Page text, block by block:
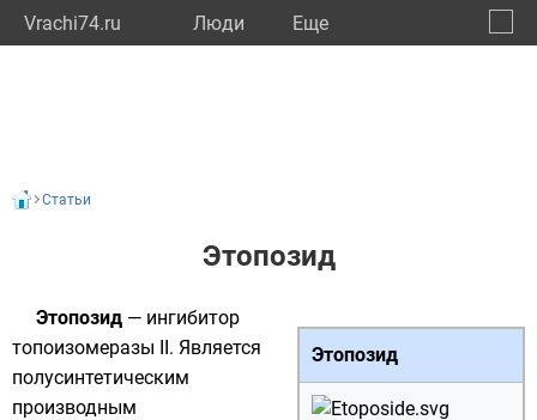
Vrachi74.ru Люди Eще
Статьи
Этопозид
Этопозид
Этопозид — ингибитор
топоизомеразы II. Является
полусинтетическим
производным